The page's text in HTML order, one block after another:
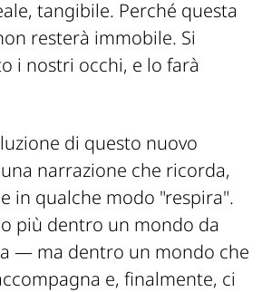
tangibile. Perché questa
resterà immobile. Si
i nostri occhi, e lo farà
di questo nuovo
narrazione che ricorda,
in qualche modo "respira".
più dentro un mondo da
— ma dentro un mondo che
e, finalmente, ci